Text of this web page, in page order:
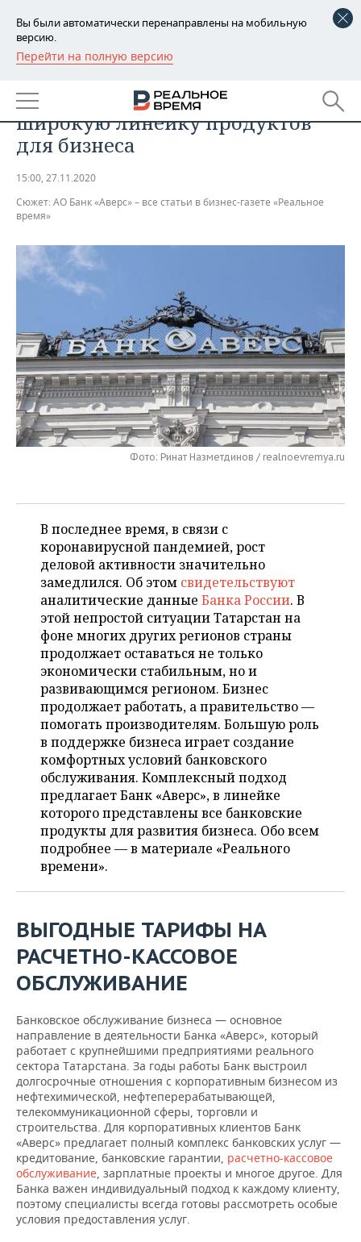
Вы были автоматически перенаправлены на мобильную
версию.
Перейти на полную версию
РЕГИОНЫ
БАШКОРТОСТАН
ТАТАРСТАН
НОВОСТИ
АНАЛИТИКА
ДЕКЛАРАЦИИ О ДОХОДАХ
КОРОЛИ ГОСЗАКАЗА ПФО
ВУЗЫ ТАТАРСТАНА
КОМУ ПРИНАДЛЕЖАТ
ТОРГОВЫЕ ЦЕНТРЫ
ТАТАРСТАНА
НОВОСТИ ЭКОНОМИКИ
ФИНАНСЫ
БАНКИ
ИНВЕСТИЦИИ
ПРОМЫШЛЕННОСТЬ
НОВОСТИ
ПРОМЫШЛЕННОСТИ
АГРОПРОМ
МАШИНОСТРОЕНИЕ
НЕФТЕХИМИЯ
НЕФТЬ
ОПК
НЕДВИЖИМОСТЬ
НОВОСТИ НЕДВИЖИМОСТИ
АВТО
НОВОСТИ БИЗНЕСА
РОЗНИЧНАЯ ТОРГОВЛЯ
ТРАНСПОРТ
ТЕХНОЛОГИИ
НОВОСТИ ТЕХНОЛОГИЙ
IT
ТЕЛЕКОММУНИКАЦИИ
МЕРОПРИЯТИЯ
НОВОСТИ МЕРОПРИЯТИЙ
ВЫЕЗДНАЯ РЕДАКЦИЯ
БИЗНЕС-БРАНЧИ
ONLINE-КОНФЕРЕНЦИИ
ОТКРЫТАЯ ЛЕКЦИЯ
СПОРТ
НОВОСТИ СПОРТА
ФУТБОЛ
БАСКЕТБОЛ
ВОЛЕЙБОЛ
КИБЕРСПОРТ
ФИГУРНОЕ КАТАНИЕ
ВОДНЫЕ ВИДЫ СПОРТА
ХОККЕЙ С МЯЧОМ
НОВОСТИ ОБЩЕСТВА
ИНФРАСТРУКТУРА
ИСТОРИЯ
КУЛЬТУРА
МЕДИЦИНА
ОБРАЗОВАНИЕ
ПРОИСШЕСТВИЯ
ФОТОГАЛЕРЕЯ
СЮЖЕТЫ
СПРАВОЧНИК
СПИСОК ПЕРСОН
СПИСОК КОМПАНИЙ
ПОЛНАЯ ВЕРСИЯ
Банк «Аверс» предлагает
широкую линейку продуктов
для бизнеса
15:00, 27.11.2020
Сюжет: АО Банк «Аверс» – все статьи в бизнес-газете «Реальное
время»
Фото: Ринат Назметдинов / realnoevremya.ru
В последнее время, в связи с
коронавирусной пандемией, рост
деловой активности значительно
замедлился. Об этом свидетельствуют
аналитические данные Банка России. В
этой непростой ситуации Татарстан на
фоне многих других регионов страны
продолжает оставаться не только
экономически стабильным, но и
развивающимся регионом. Бизнес
продолжает работать, а правительство —
помогать производителям. Большую роль
в поддержке бизнеса играет создание
комфортных условий банковского
обслуживания. Комплексный подход
предлагает Банк «Аверс», в линейке
которого представлены все банковские
продукты для развития бизнеса. Обо всем
подробнее — в материале «Реального
времени».
ВЫГОДНЫЕ ТАРИФЫ НА
РАСЧЕТНО-КАССОВОЕ
ОБСЛУЖИВАНИЕ
Банковское обслуживание бизнеса — основное
направление в деятельности Банка «Аверс», который
работает с крупнейшими предприятиями реального
сектора Татарстана. За годы работы Банк выстроил
долгосрочные отношения с корпоративным бизнесом из
нефтехимической, нефтеперерабатывающей,
телекоммуникационной сферы, торговли и
строительства. Для корпоративных клиентов Банк
«Аверс» предлагает полный комплекс банковских услуг —
кредитование, банковские гарантии, расчетно-кассовое
обслуживание, зарплатные проекты и многое другое. Для
Банка важен индивидуальный подход к каждому клиенту,
поэтому специалисты всегда готовы рассмотреть особые
условия предоставления услуг.